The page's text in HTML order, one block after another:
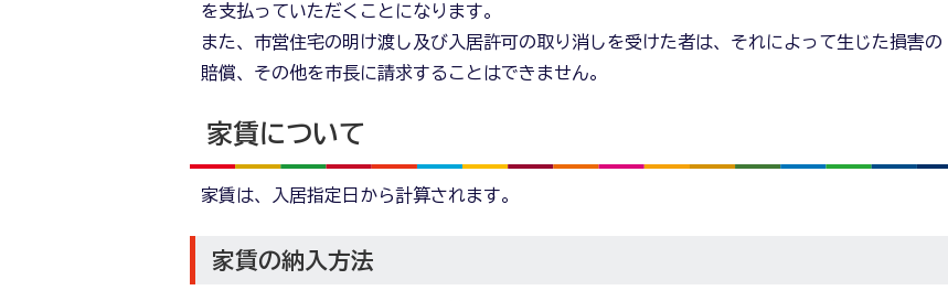
を支払っていただくことになります。
また、市営住宅の明け渡し及び入居許可の取り消しを受けた者は、それによって生じた損害の
賠償、その他を市長に請求することはできません。
家賃について
家賃は、入居指定日から計算されます。
家賃の納入方法